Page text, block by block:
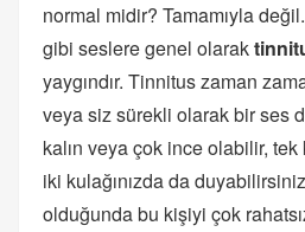
normal midir? Tamamıyla
gibi seslere genel olarak
yaygındır. Tinnitus zaman
veya siz sürekli olarak bir ses
kalın veya çok ince olabilir, tek
iki kulağınızda da
olduğunda bu kişiyi çok